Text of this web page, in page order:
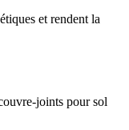
et rendent la
joints pour sol